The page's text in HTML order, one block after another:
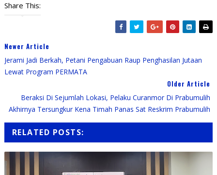
Share This:
Newer Article
Jerami Jadi Berkah, Petani Pengabuan Raup Penghasilan Jutaan
Lewat Program PERMATA
Older Article
Beraksi Di Sejumlah Lokasi, Pelaku Curanmor Di Prabumulih
Akhirnya Tersungkur Kena Timah Panas Sat Reskrim Prabumulih
RELATED POSTS: